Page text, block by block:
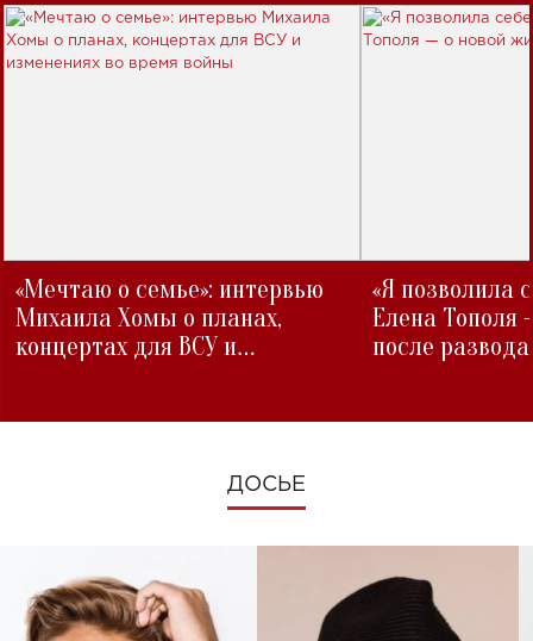
«Мечтаю о семье»: интервью
Михаила Хомы о планах,
концертах для ВСУ и
«Я позволила
Елена Тополя
после развода
ДОСЬЕ